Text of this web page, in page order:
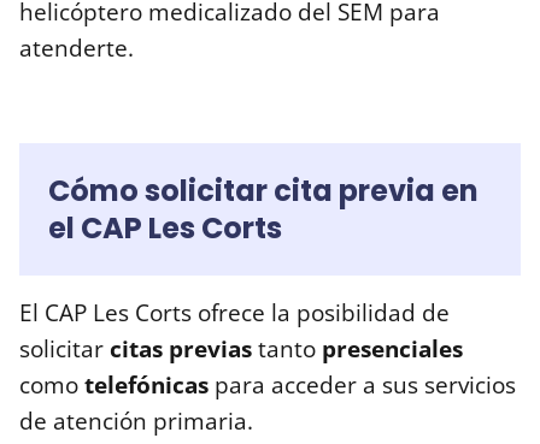
helicóptero medicalizado del SEM para
atenderte.
Cómo solicitar cita previa en
el CAP Les Corts
El CAP Les Corts ofrece la posibilidad de
solicitarcitas previastanto presenciales
comotelefónicas para acceder a sus servicios
de atención primaria.